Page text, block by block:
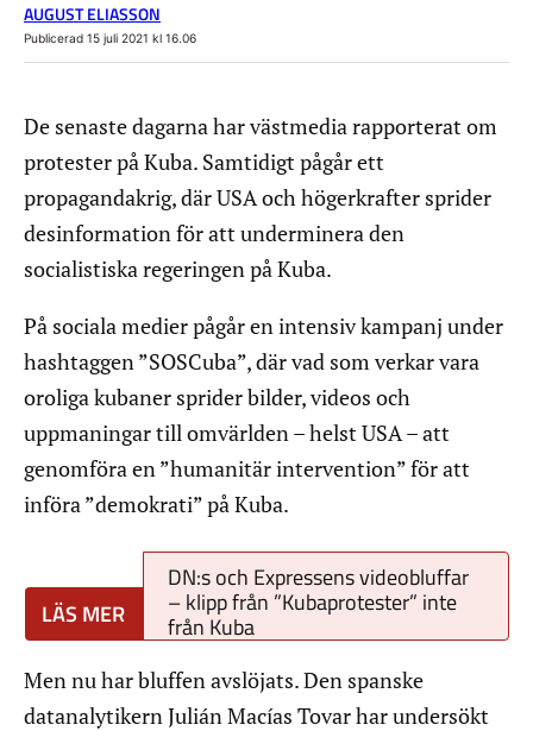
AUGUST ELIASSON
Publicerad 15 juli 2021 kl 16.06
De senaste dagarna har västmedia rapporterat om
protester på Kuba. Samtidigt pågår ett
propagandakrig, där USA och högerkrafter sprider
desinformation för att underminera den
socialistiska regeringen på Kuba.
På sociala medier pågår en intensiv kampanj under
hashtaggen ”SOSCuba”, där vad som verkar vara
oroliga kubaner sprider bilder, videos och
uppmaningar till omvärlden – helst USA – att
genomföra en ”humanitär intervention” för att
införa ”demokrati” på Kuba.
DN:s och Expressens videobluffar
– klipp från ”Kubaprotester” inte
från Kuba
Men nu har bluffen avslöjats. Den spanske
datanalytikern Julián Macías Tovar har undersökt